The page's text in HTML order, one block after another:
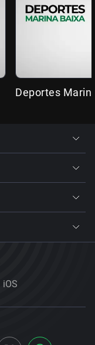
Deportes
iOS